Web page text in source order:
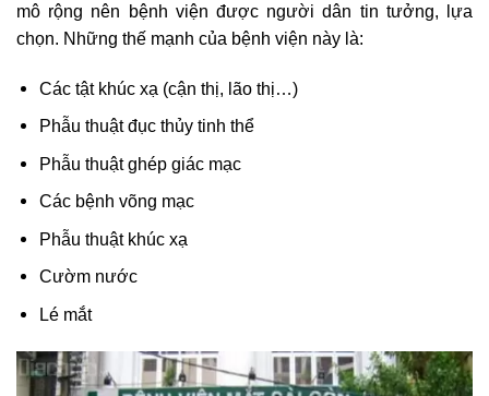
mô rộng nên bệnh viện được người dân tin tưởng, lựa
chọn. Những thế mạnh của bệnh viện này là:
Các tật khúc xạ (cận thị, lão thị…)
Phẫu thuật đục thủy tinh thể
Phẫu thuật ghép giác mạc
Các bệnh võng mạc
Phẫu thuật khúc xạ
Cườm nước
Lé mắt